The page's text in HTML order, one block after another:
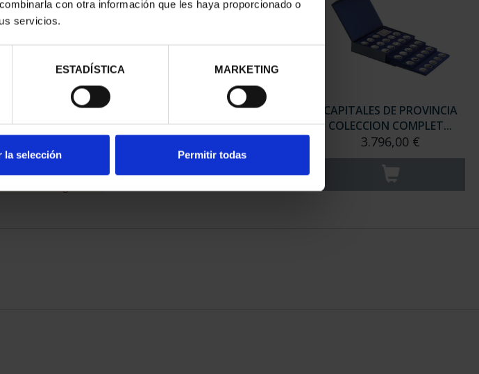
con otra información que les haya proporcionado o
servicios.
ESTADÍSTICA MARKETING
la selección Permitir todas
CAPITALES DE
PROVINCIA 4
949,00 €
CAPITALES ESPAÑOLAS -
HUESCA
73,00 €
CAPITALES DE PROVINCIA
COLECCION COMPLET...
3.796,00 €